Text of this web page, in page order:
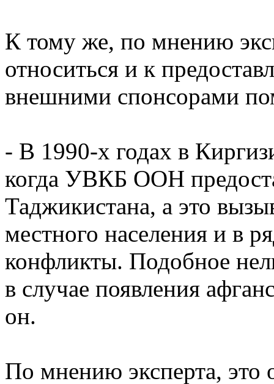
К тому же, по мнению
относиться и к
внешними спонсорами
- В 1990-х годах в
когда УВКБ ООН
Таджикистана, а это
местного населения и в
конфликты. Подобное
в случае появления
он.
По мнению эксперта, это